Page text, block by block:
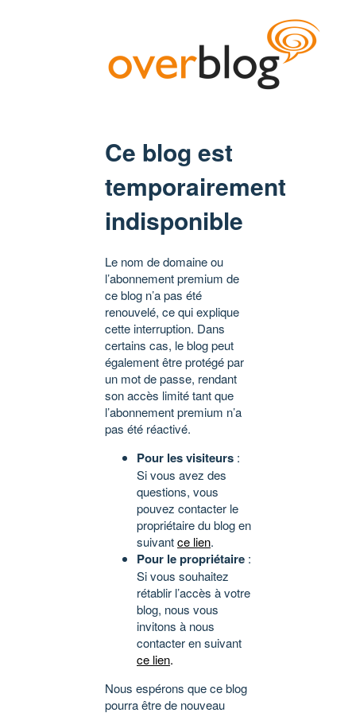
Ce blog est
temporairement
indisponible
Le nom de domaine ou
l’abonnement premium de
ce blog n’a pas été
renouvelé, ce qui explique
cette interruption. Dans
certains cas, le blog peut
également être protégé par
un mot de passe, rendant
son accès limité tant que
l’abonnement premium n’a
pas été réactivé.
Pour les visiteurs :
Si vous avez des
questions, vous
pouvez contacter le
propriétaire du blog en
suivantce lien.
Pour le propriétaire :
Si vous souhaitez
rétablir l’accès à votre
blog, nous vous
invitons à nous
contacter en suivant
ce lien.
Nous espérons que ce blog
pourra être de nouveau